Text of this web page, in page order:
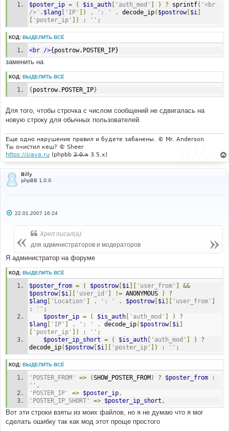
$poster_ip = ( $is_auth [ 'auth_mod' ] ) ? sprintf( '<br
/>' . $lang [ 'IP' ]) . ': ' . decode_ip( $postrow[$i ]
[ 'poster_ip' ]) : '' ;
КОД: ВЫДЕЛИТЬ ВСЁ
<br />{postrow.POSTER_IP}
заменить на
КОД: ВЫДЕЛИТЬ ВСЁ
{postrow. POSTER_IP}
Для того, чтобы строчка с числом сообщений не сдвигалась на
новую строку для обычных пользователей.
Еще одно нарушение правил и будете забанены. © Mr. Anderson
Ты очистил кеш? © Sheer
https://siava.ru (phpbb 2.0.x 3.5.x)
Billy
phpBB 1.0.0
С
е
22.01.2007 16:24
Xpert писал(а):
для администраторов и модераторов
Я администратор на форуме
КОД: ВЫДЕЛИТЬ ВСЁ
$poster_from = ( $postrow[ $i 'user_from'
&&
$postrow[ $i 'user_id' != ANONYMOUS )
?
$lang
'Location' . ': ' . $postrow[ $i 'user_from'
:
'' ;
$poster_ip = ( $is_auth 'auth_mod' )
?
$lang
'IP' . ': ' . decode_ip( $postrow[ $i
'poster_ip' ]) : '' ;
$poster_ip_short = ( $is_auth 'auth_mod' )
?
decode_ip( $postrow[ $i 'poster_ip' ]) : '' ;
КОД: ВЫДЕЛИТЬ ВСЁ
'POSTER_FROM' => (SHOW_POSTER_FROM ) ? $poster_from
:
'' ,
'POSTER_IP'
=> $poster_ip,
'POSTER_IP_SHORT'
=> $poster_ip_short ,
Вот эти строки взяты из моих файлов, но я не думаю что я мог
сделать ошибку так как мод этот проще простого